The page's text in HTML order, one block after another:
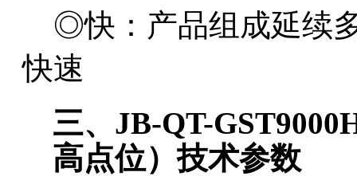
◎快：产品组成延续
快速
三、JB-QT-
高点位）技术参数